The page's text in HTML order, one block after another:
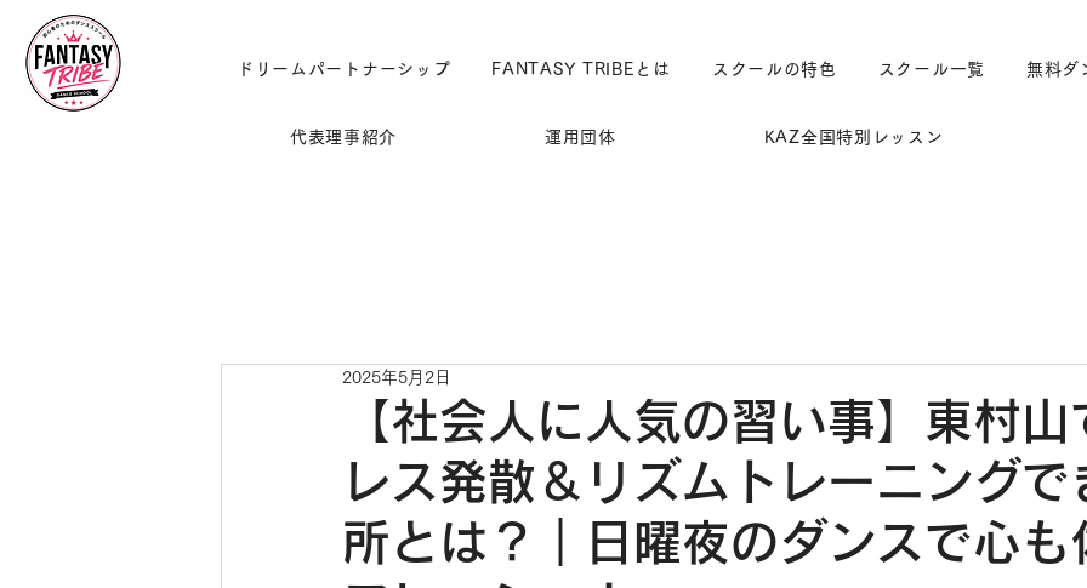
ドリームパートナーシップ FANTASY TRIBEとは スクールの特色 スクール一覧 無料ダ
代表理事紹介 運用団体 KAZ全国特別レッスン
【社会人に人気の習い事】東村山
レス発散＆リズムトレーニングで
所とは？｜日曜夜のダンスで心も
2025年5月2日